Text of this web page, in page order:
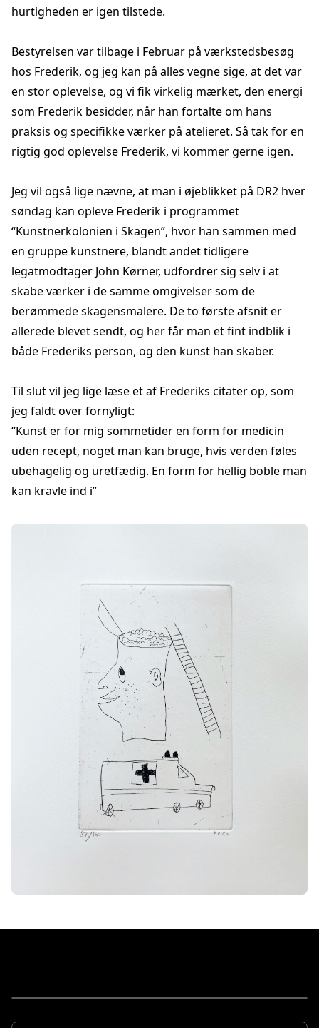
hurtigheden er igen tilstede.
Bestyrelsen var tilbage i Februar på værkstedsbesøg
hos Frederik, og jeg kan på alles vegne sige, at det var
en stor oplevelse, og vi fik virkelig mærket, den energi
som Frederik besidder, når han fortalte om hans
praksis og specifikke værker på atelieret. Så tak for en
rigtig god oplevelse Frederik, vi kommer gerne igen.
Jeg vil også lige nævne, at man i øjeblikket på DR2 hver
søndag kan opleve Frederik i programmet
“Kunstnerkolonien i Skagen”, hvor han sammen med
en gruppe kunstnere, blandt andet tidligere
legatmodtager John Kørner, udfordrer sig selv i at
skabe værker i de samme omgivelser som de
berømmede skagensmalere. De to første afsnit er
allerede blevet sendt, og her får man et fint indblik i
både Frederiks person, og den kunst han skaber.
Til slut vil jeg lige læse et af Frederiks citater op, som
jeg faldt over fornyligt:
“Kunst er for mig sommetider en form for medicin
uden recept, noget man kan bruge, hvis verden føles
ubehagelig og uretfædig. En form for hellig boble man
kan kravle ind i”